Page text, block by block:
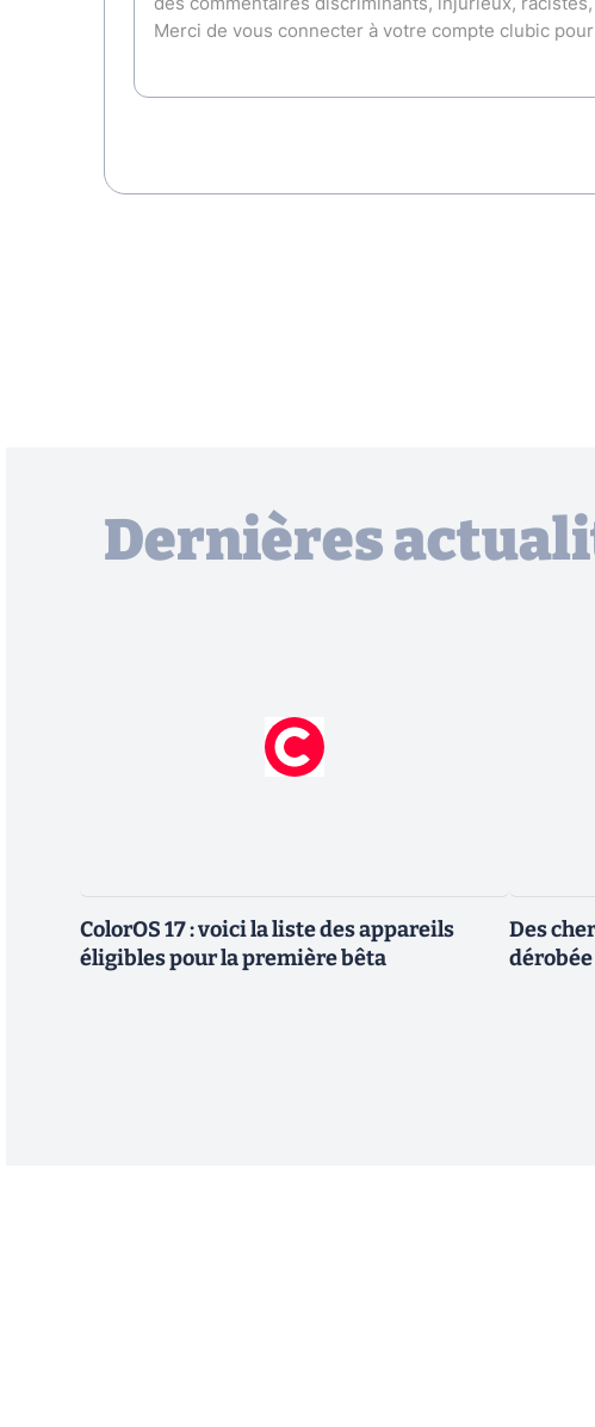
Dernières
ColorOS 17 : voici la liste des appareils
éligibles pour la première bêta
Des